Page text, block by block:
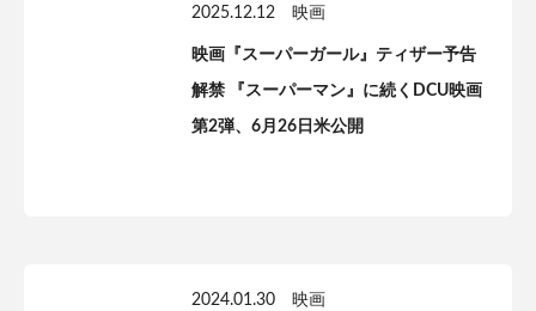
2025.12.12 映画
映画『スーパーガール』ティザー予告
解禁 『スーパーマン』に続くDCU映画
第2弾、6月26日米公開
2024.01.30 映画